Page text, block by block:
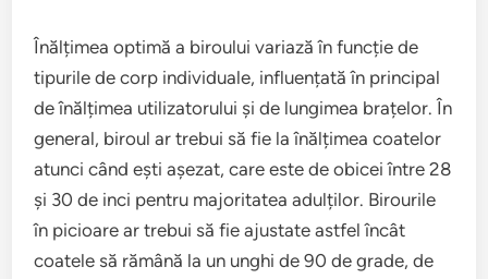
Înălțimea optimă a biroului variază în funcție de
tipurile de corp individuale, influențată în principal
de înălțimea utilizatorului și de lungimea brațelor. În
general, biroul ar trebui să fie la înălțimea coatelor
atunci când ești așezat, care este de obicei între 28
și 30 de inci pentru majoritatea adulților. Birourile
în picioare ar trebui să fie ajustate astfel încât
coatele să rămână la un unghi de 90 de grade, de